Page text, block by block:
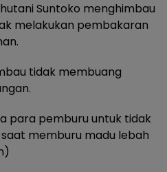
Suntoko menghimbau
melakukan pembakaran
tidak membuang
para pemburu untuk tidak
memburu madu lebah